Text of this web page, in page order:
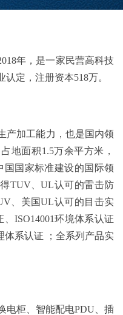
年，是一家民营高科技
定，注册资本518万。
产加工能力，也是国内领
地面积1.5万余平方米，
国家标准建设的国际领
TUV、UL认可的雷击防
、美国UL认可的目击实
ISO14001环境体系认证
体系认证 ；全系列产品实
电柜、智能配电PDU、插